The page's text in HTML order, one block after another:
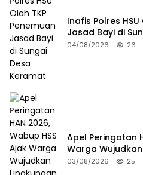
Inafis Polres
Jasad Bayi di
04/08/2026 26
Apel Peringatan
Warga
03/08/2026 25